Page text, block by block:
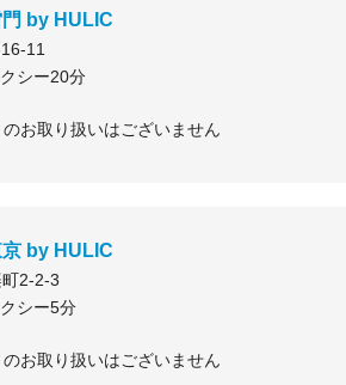
by HULIC
11
シー20分
お取り扱いはございません
by HULIC
2-2-3
シー5分
お取り扱いはございません